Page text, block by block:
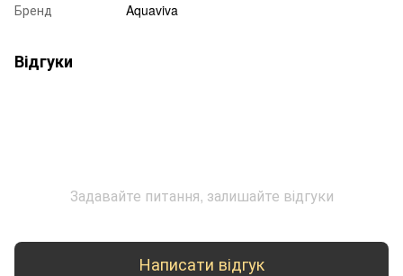
Бренд
Aquaviva
Відгуки
Задавайте питання, залишайте відгуки
Написати відгук